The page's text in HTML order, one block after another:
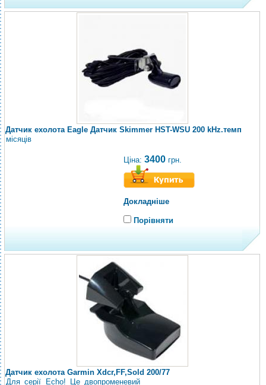
Датчик ехолота Eagle Датчик Skimmer HST-WSU 200 kHz.темп
місяців
Ціна: 3400 грн.
Докладніше
Порівняти
Датчик ехолота Garmin Xdcr,FF,Sold 200/77
Для серії Echo! Це двопроменевий